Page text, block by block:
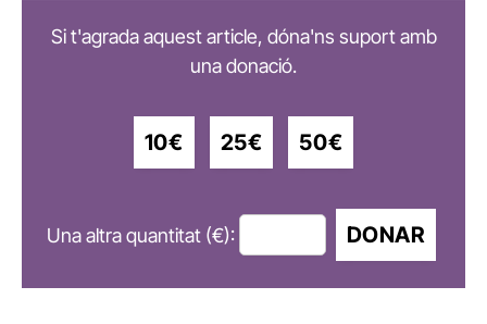
Si t'agrada aquest article, dóna'ns suport amb
una donació.
10€ 25€ 50€
Una altra quantitat (€): DONAR